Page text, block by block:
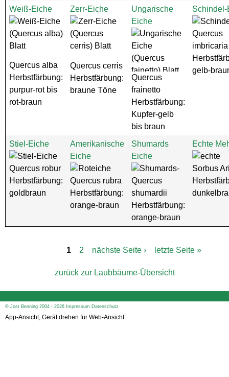
Weiß-Eiche
Quercus alba
Herbstfärbung:
purpur-rot bis
rot-braun
Zerr-Eiche
Quercus cerris
Herbstfärbung:
braune Töne
Ungarische
Eiche
Quercus
frainetto
Herbstfärbung:
Kupfer-gelb
bis braun
Schindel-
Quercus
imbricaria
gelb-
Stiel-Eiche
Quercus robur
Herbstfärbung:
goldbraun
Amerikanische
Eiche
Quercus rubra
Herbstfärbung:
orange-braun
Shumards
Eiche
Quercus
shumardii
Herbstfärbung:
orange-braun
Echte
Sorbus
e
1 2 nächste Seite › letzte Seite »
zurück zur Laubbäume-Übersicht
© Jost Benning 2004 - 2026 Impressum Datenschutz
App-Ansicht, Gerät drehen für Web-Ansicht.